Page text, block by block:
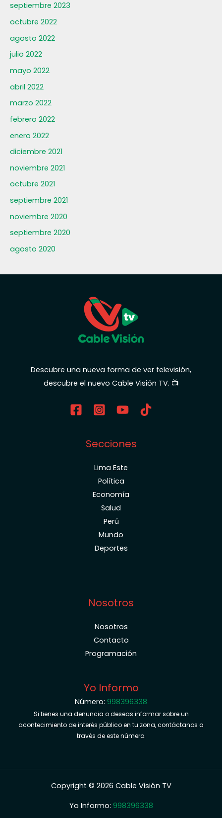
septiembre 2023
octubre 2022
agosto 2022
julio 2022
mayo 2022
abril 2022
marzo 2022
febrero 2022
enero 2022
diciembre 2021
noviembre 2021
octubre 2021
septiembre 2021
noviembre 2020
septiembre 2020
agosto 2020
Descubre una nueva forma de ver televisión,
descubre el nuevo Cable Visión TV. 📺
Secciones
Lima Este
Política
Economía
Salud
Perú
Mundo
Deportes
Nosotros
Nosotros
Contacto
Programación
Yo Informo
Número: 998396338
Si tienes una denuncia o deseas informar sobre un
acontecimiento de interés público en tu zona, contáctanos a
través de este número.
Copyright © 2026 Cable Visión TV
Yo Informo: 998396338